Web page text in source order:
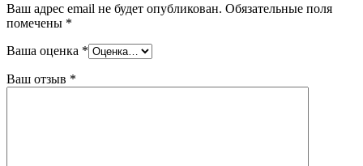
Ваш адрес email не будет опубликован. Обязательные поля
помечены *
Ваша оценка *
Ваш отзыв *